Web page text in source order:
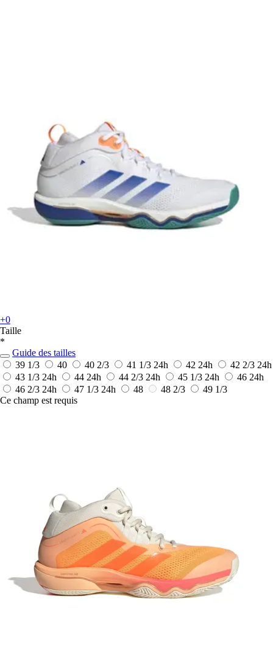
+0
Taille
*
Guide des tailles
39 1/3
40 40 2/3 41 1/3 24h 42 24h 42 2/3 24h
43 1/3 24h 44 24h 44 2/3 24h 45 1/3 24h 46 24h
46 2/3 24h 47 1/3 24h 48 48 2/3
49 1/3
Ce champ est requis